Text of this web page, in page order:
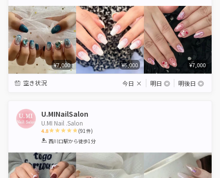
¥7,000 ¥6,000 ¥7,000
空き状況 今日 × 明日 ◎ 明後日 ◎
U.MINailSalon
U.MI Nail .Salon
4.8
1 2 3 4 5
(91件)
西川口駅から徒歩1分